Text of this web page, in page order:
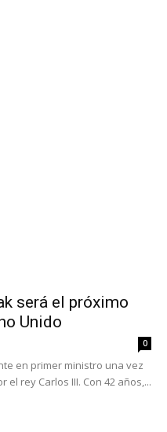
será el próximo
Unido
0
en primer ministro una vez
rey Carlos III. Con 42 años,...